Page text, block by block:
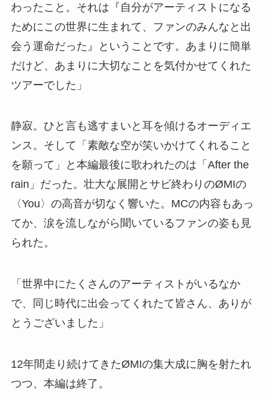
わったこと。それは『自分がアーティストになる
ためにこの世界に生まれて、ファンのみんなと出
会う運命だった』ということです。あまりに簡単
だけど、あまりに大切なことを気付かせてくれた
ツアーでした」
静寂。ひと言も逃すまいと耳を傾けるオーディエ
ンス。そして「素敵な空が笑いかけてくれること
を願って」と本編最後に歌われたのは「After the
rain」だった。壮大な展開とサビ終わりのØMIの
〈You〉の高音が切なく響いた。MCの内容もあっ
てか、涙を流しながら聞いているファンの姿も見
られた。
「世界中にたくさんのアーティストがいるなか
で、同じ時代に出会ってくれたて皆さん、ありが
とうございました」
12年間走り続けてきたØMIの集大成に胸を射たれ
つつ、本編は終了。